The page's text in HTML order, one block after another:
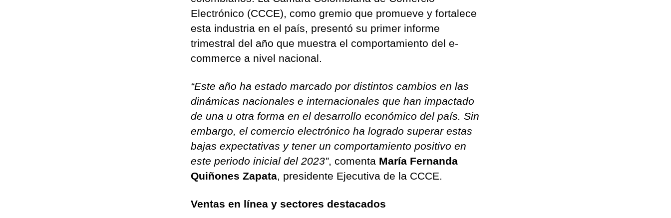
Electrónico (CCCE), como gremio que promueve y fortalece
esta industria en el país, presentó su primer informe
trimestral del año que muestra el comportamiento del e-
commerce a nivel nacional.
“Este año ha estado marcado por distintos cambios en las
dinámicas nacionales e internacionales que han impactado
de una u otra forma en el desarrollo económico del país. Sin
embargo, el comercio electrónico ha logrado superar estas
bajas expectativas y tener un comportamiento positivo en
este periodo inicial del 2023”, comenta María Fernanda
Quiñones Zapata, presidente Ejecutiva de la CCCE.
Ventas en línea y sectores destacados